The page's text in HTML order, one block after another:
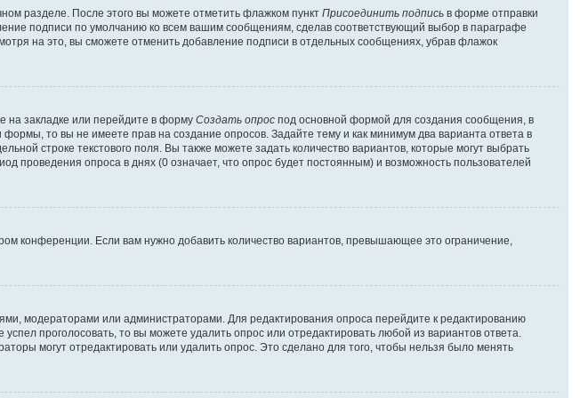
разделе. После этого вы можете отметить флажком пункт Присоединить подпись в форме отправки
подписи по умолчанию ко всем вашим сообщениям, сделав соответствующий выбор в параграфе
на это, вы сможете отменить добавление подписи в отдельных сообщениях, убрав флажок
на закладке или перейдите в форму Создать опрос под основной формой для создания сообщения, в
то вы не имеете прав на создание опросов. Задайте тему и как минимум два варианта ответа в
строке текстового поля. Вы также можете задать количество вариантов, которые могут выбрать
проведения опроса в днях (0 означает, что опрос будет постоянным) и возможность пользователей
конференции. Если вам нужно добавить количество вариантов, превышающее это ограничение,
модераторами или администраторами. Для редактирования опроса перейдите к редактированию
проголосовать, то вы можете удалить опрос или отредактировать любой из вариантов ответа.
могут отредактировать или удалить опрос. Это сделано для того, чтобы нельзя было менять